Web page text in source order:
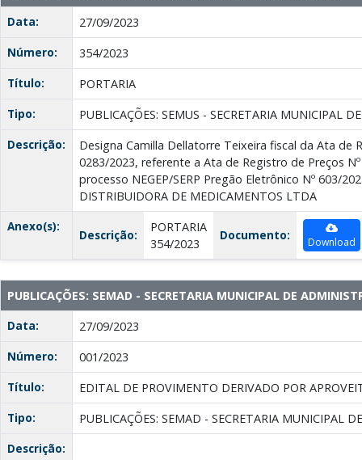
Data:
27/09/2023
Número:
354/2023
Título:
PORTARIA
Tipo:
PUBLICAÇÕES: SEMUS - SECRETARIA MUNICIPAL
Descrição:
Designa Camilla Dellatorre Teixeira fiscal da Ata de
0283/2023, referente a Ata de Registro de Preços
processo NEGEP/SERP Pregão Eletrônico Nº 603/
DISTRIBUIDORA DE MEDICAMENTOS LTDA
Anexo(s):
Descrição:
PORTARIA
354/2023
Documento: Download
PUBLICAÇÕES: SEMAD - SECRETARIA MUNICIPAL DE
Data:
27/09/2023
Número:
001/2023
Título:
EDITAL DE PROVIMENTO DERIVADO POR
Tipo:
PUBLICAÇÕES: SEMAD - SECRETARIA MUNICIPAL
Descrição: